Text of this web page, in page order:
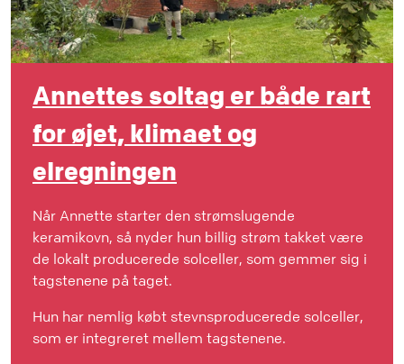
Annettes soltag er både rart
for øjet, klimaet og
elregningen
Når Annette starter den strømslugende
keramikovn, så nyder hun billig strøm takket være
de lokalt producerede solceller, som gemmer sig i
tagstenene på taget.
Hun har nemlig købt stevnsproducerede solceller,
som er integreret mellem tagstenene.